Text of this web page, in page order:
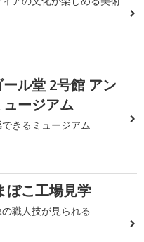
ル堂 2号館 アン
ージアム
きるミュージアム
ぼこ工場見学
職人技が見られる